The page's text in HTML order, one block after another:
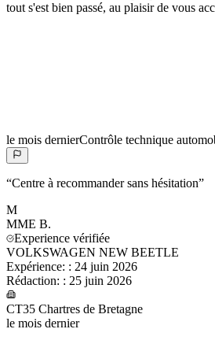
tout s'est bien passé, au plaisir de vous
le mois dernierContrôle technique
“Centre à recommander sans hésitation”
M
MME B.
Experience vérifiée
VOLKSWAGEN NEW BEETLE
Expérience: : 24 juin 2026
Rédaction: : 25 juin 2026
CT35 Chartres de Bretagne
le mois dernier